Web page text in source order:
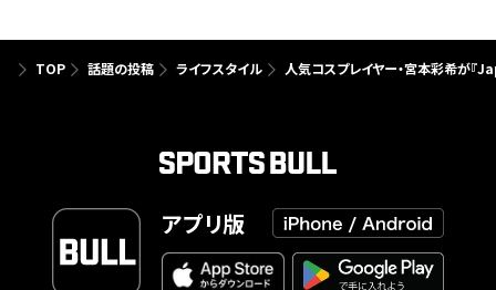
TOP 話題の投稿 ライフスタイル 人気コスプレイヤー・宮本彩希が
アプリ版